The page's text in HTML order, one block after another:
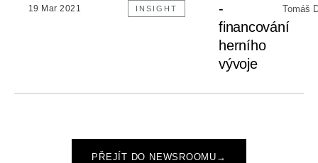
19 Mar 2021 INSIGHT
-
financování
herního
vývoje
Tomáš
PŘEJÍT DO NEWSROOMU →